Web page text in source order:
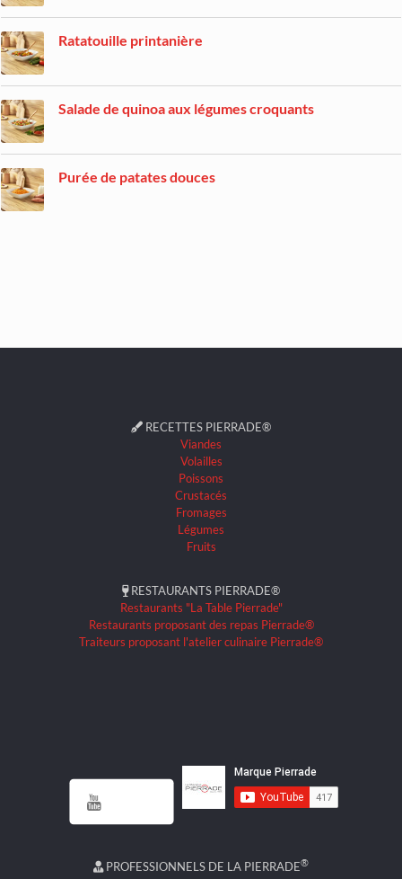
Ratatouille printanière
Salade de quinoa aux légumes croquants
Purée de patates douces
RECETTES PIERRADE®
Viandes
Volailles
Poissons
Crustacés
Fromages
Légumes
Fruits
RESTAURANTS PIERRADE®
Restaurants "La Table Pierrade"
Restaurants proposant des repas Pierrade®
Traiteurs proposant l'atelier culinaire Pierrade®
PROFESSIONNELS DE LA PIERRADE®